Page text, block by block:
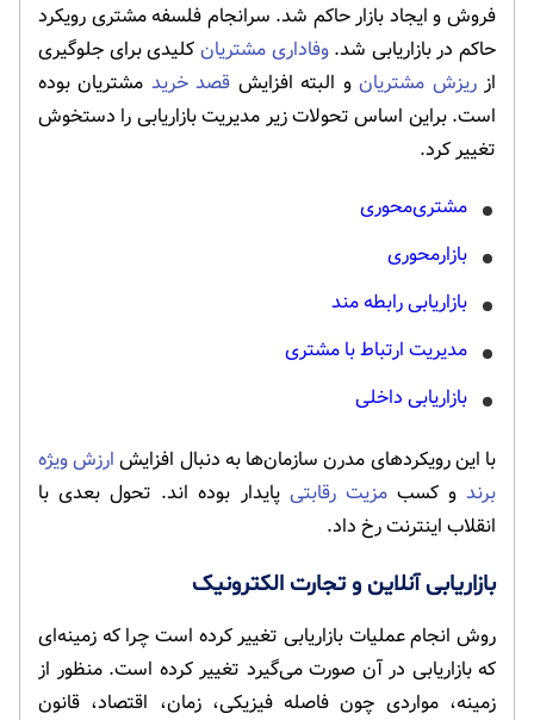
فروش و ایجاد بازار حاکم شد. سرانجام فلسفه مشتری رویکرد
حاکم در بازاریابی شد.وفاداری مشتریان کلیدی برای جلوگیری
ازریزش مشتریانو البته افزایش قصد خرید مشتریان بوده
است. براین اساس تحولات زیر مدیریت بازاریابی را دستخوش
تغییر کرد.
مشتری‌محوری
بازارمحوری
بازاریابی رابطه مند
مدیریت ارتباط با مشتری
بازاریابی داخلی
با این رویکردهای مدرن سازمان‌ها به دنبال افزایش ارزش ویژه
برندو کسبمزیت رقابتی پایدار بوده اند. تحول بعدی با
انقلاب اینترنت رخ داد.
بازاریابی آنلاین و تجارت الکترونیک
روش انجام عملیات بازاریابی تغییر کرده است چرا که زمینه‌ای
که بازاریابی در آن صورت می‌گیرد تغییر کرده است. منظور از
زمینه، مواردی چون فاصله فیزیکی، زمان، اقتصاد، قانون